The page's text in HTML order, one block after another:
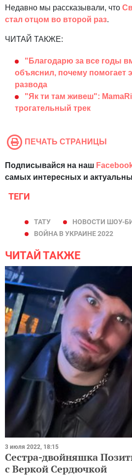
Недавно мы рассказывали, что
стал отцом во второй раз.
ЧИТАЙ ТАКЖЕ:
"Благодарю за все годы
объяснил, почему помогает
развода
"Як ти там живеш":
трогательный трек
ПЕЧАТЬ СТРАНИЦЫ
Подписывайся на наш
самых интересных и
ТЕГИ
ТАТУ
НОВОСТИ ШОУ-
ВОЙНА В УКРАИНЕ 2022
ЧИТАЙ ТАКЖЕ
3 июля 2022, 18:15
Сестра-двойняшка
с Веркой Сердючкой